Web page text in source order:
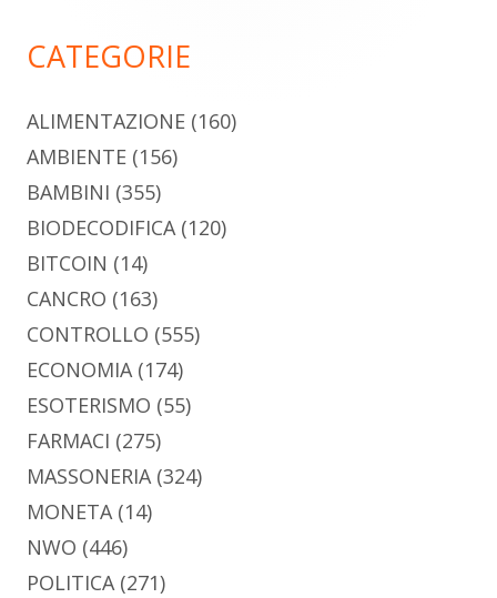
CATEGORIE
ALIMENTAZIONE (160)
AMBIENTE (156)
BAMBINI (355)
BIODECODIFICA(120)
BITCOIN (14)
CANCRO (163)
CONTROLLO (555)
ECONOMIA(174)
ESOTERISMO (55)
FARMACI (275)
MASSONERIA(324)
MONETA(14)
NWO (446)
POLITICA(271)